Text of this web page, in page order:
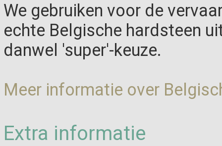
We gebruiken voor de
echte Belgische hardsteen
danwel 'super'-keuze.
Meer informatie over
Extra informatie